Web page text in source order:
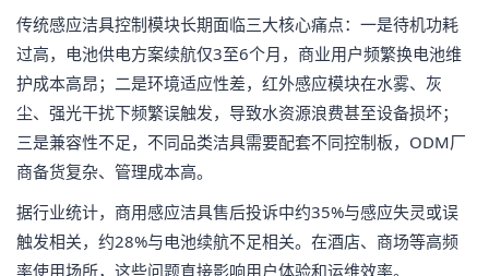
传统感应洁具控制模块长期面临三大核心痛点：一是待机功耗
过高，电池供电方案续航仅3至6个月，商业用户频繁换电池维
护成本高昂；二是环境适应性差，红外感应模块在水雾、灰
尘、强光干扰下频繁误触发，导致水资源浪费甚至设备损坏；
三是兼容性不足，不同品类洁具需要配套不同控制板，ODM厂
商备货复杂、管理成本高。
据行业统计，商用感应洁具售后投诉中约35%与感应失灵或误
触发相关，约28%与电池续航不足相关。在酒店、商场等高频
率使用场所，这些问题直接影响用户体验和运维效率。